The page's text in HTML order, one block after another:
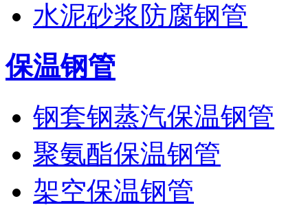
水泥砂浆防腐钢管
保温钢管
钢套钢蒸汽保温钢管
聚氨酯保温钢管
架空保温钢管